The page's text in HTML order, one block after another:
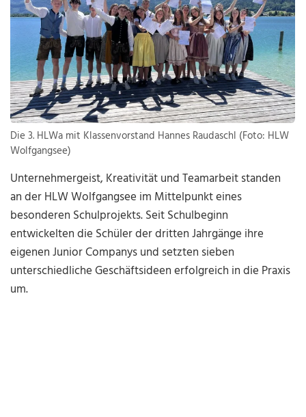
Die 3. HLWa mit Klassenvorstand Hannes Raudaschl (Foto: HLW
Wolfgangsee)
Unternehmergeist, Kreativität und Teamarbeit standen
an der HLW Wolfgangsee im Mittelpunkt eines
besonderen Schulprojekts. Seit Schulbeginn
entwickelten die Schüler der dritten Jahrgänge ihre
eigenen Junior Companys und setzten sieben
unterschiedliche Geschäftsideen erfolgreich in die Praxis
um.